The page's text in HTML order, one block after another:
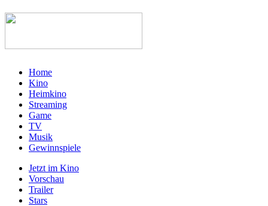
Home
Kino
Heimkino
Streaming
Game
TV
Musik
Gewinnspiele
Jetzt im Kino
Vorschau
Trailer
Stars